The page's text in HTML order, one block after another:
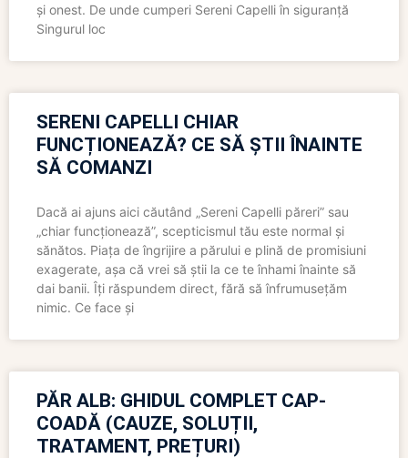
și onest. De unde cumperi Sereni Capelli în siguranță
Singurul loc
SERENI CAPELLI CHIAR
FUNCȚIONEAZĂ? CE SĂ ȘTII ÎNAINTE
SĂ COMANZI
Dacă ai ajuns aici căutând „Sereni Capelli păreri” sau
„chiar funcționează”, scepticismul tău este normal și
sănătos. Piața de îngrijire a părului e plină de promisiuni
exagerate, așa că vrei să știi la ce te înhami înainte să
dai banii. Îți răspundem direct, fără să înfrumusețăm
nimic. Ce face și
PĂR ALB: GHIDUL COMPLET CAP-
COADĂ (CAUZE, SOLUȚII,
TRATAMENT, PREȚURI)